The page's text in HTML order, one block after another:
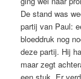
De stand was
partij van Paul:
bloeddruk nog
deze partij. Hij
maar zegt